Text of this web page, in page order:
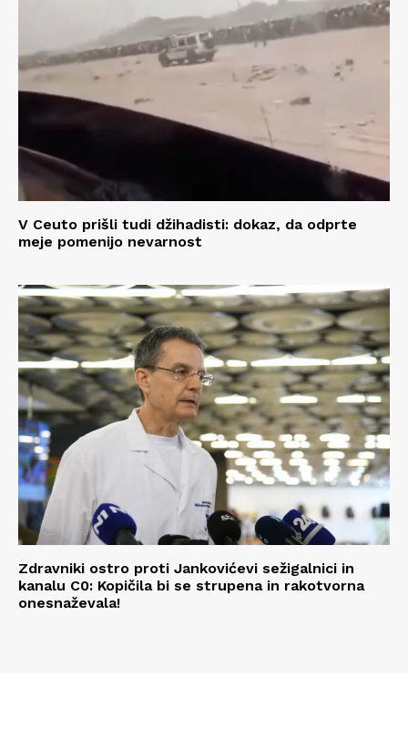
V Ceuto prišli tudi džihadisti: dokaz, da odprte
meje pomenijo nevarnost
Zdravniki ostro proti Jankovićevi sežigalnici in
kanalu C0: Kopičila bi se strupena in rakotvorna
onesnaževala!